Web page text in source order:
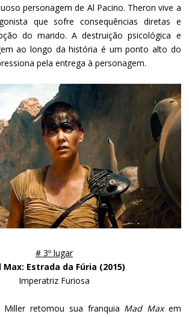
personagem de Al Pacino. Theron vive a
que sofre consequências diretas e
do marido. A destruição psicológica e
ao longo da história é um ponto alto do
pela entrega à personagem.
# 3º lugar
Max: Estrada da Fúria (2015)
Imperatriz Furiosa
Miller retomou sua franquia Mad Max em